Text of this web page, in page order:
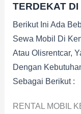
TERDEKAT
Berikut Ini Ada
Sewa Mobil Di
Atau Olisrentcar,
Dengan
Sebagai Berikut :
RENTAL MOBIL